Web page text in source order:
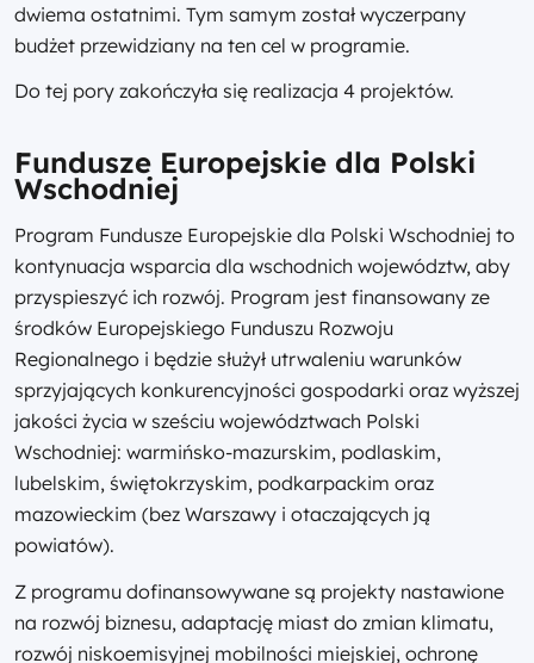
dwiema ostatnimi. Tym samym został wyczerpany
budżet przewidziany na ten cel w programie.
Do tej pory zakończyła się realizacja 4 projektów.
Fundusze Europejskie dla Polski
Wschodniej
Program Fundusze Europejskie dla Polski Wschodniej to
kontynuacja wsparcia dla wschodnich województw, aby
przyspieszyć ich rozwój. Program jest finansowany ze
środków Europejskiego Funduszu Rozwoju
Regionalnego i będzie służył utrwaleniu warunków
sprzyjających konkurencyjności gospodarki oraz wyższej
jakości życia w sześciu województwach Polski
Wschodniej: warmińsko-mazurskim, podlaskim,
lubelskim, świętokrzyskim, podkarpackim oraz
mazowieckim (bez Warszawy i otaczających ją
powiatów).
Z programu dofinansowywane są projekty nastawione
na rozwój biznesu, adaptację miast do zmian klimatu,
rozwój niskoemisyjnej mobilności miejskiej, ochronę